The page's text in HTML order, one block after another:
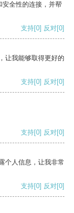
全性的连接，并帮
支持[0] 反对[0]
让我能够取得更好的
支持[0] 反对[0]
支持[0] 反对[0]
个人信息，让我非常
支持[0] 反对[0]